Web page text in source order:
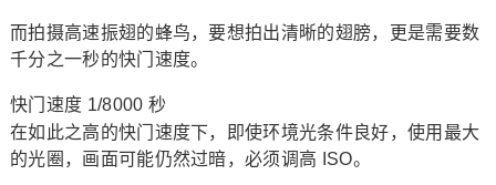
而拍摄高速振翅的蜂鸟，要想拍出清晰的翅膀，更是需要数
千分之一秒的快门速度。
快门速度 1/8000 秒
在如此之高的快门速度下，即使环境光条件良好，使用最大
的光圈，画面可能仍然过暗，必须调高 ISO。